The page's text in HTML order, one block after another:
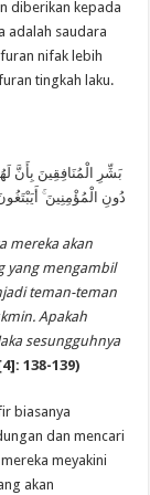
diberikan kepada
adalah saudara
nifak lebih
tingkah laku.
دُونِ الْمُؤْمِنِينَ
mereka akan
yang mengambil
teman-teman
Apakah
sesungguhnya
138-139)
biasanya
dan mencari
meyakini
akan